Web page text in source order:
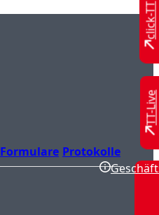
Formulare Protokolle
click-TT
TT-Live